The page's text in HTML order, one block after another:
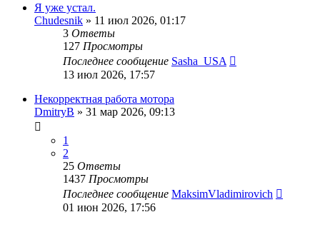
Я уже устал.
Chudesnik » 11 июл 2026, 01:17
3 Ответы
127 Просмотры
Последнее сообщение Sasha_USA
13 июл 2026, 17:57
Некорректная работа мотора
DmitryB » 31 мар 2026, 09:13
1
2
25 Ответы
1437 Просмотры
Последнее сообщение MaksimVladimirovich
01 июн 2026, 17:56